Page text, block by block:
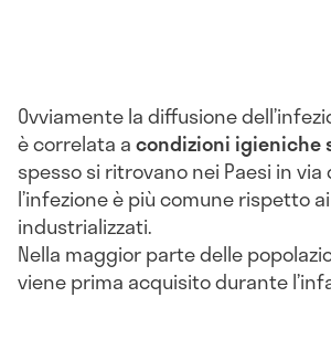
Ovviamente la diffusione
è correlata acondizioni igieniche
spesso si ritrovano nei Paesi in
l’infezione è più comune rispetto
industrializzati.
Nella maggior parte delle
viene prima acquisito durante